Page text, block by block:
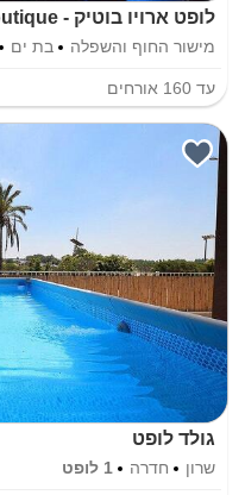
לופט ארויו בוטיק - Loft Aroyo Boutique
מישור החוף והשפלה בת ים
עד 160 אורחים
גולד לופט
שרון חדרה 1 לופט